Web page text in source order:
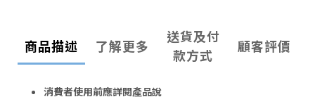
商品描述 了解更多
送貨及付
款方式
顧客評價
消費者使用前應詳閱產品說